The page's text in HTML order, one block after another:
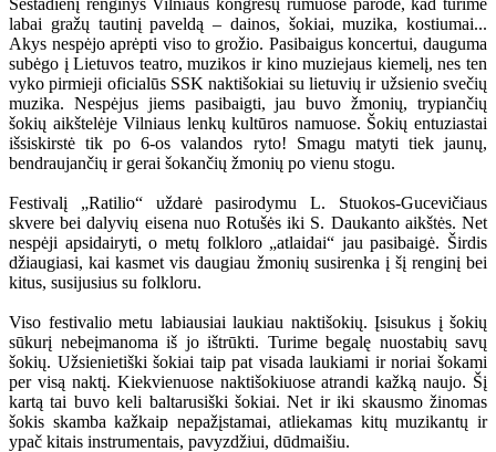
labai gražų tautinį paveldą – dainos, šokiai, muzika, kostiumai...
Akys nespėjo aprėpti viso to grožio. Pasibaigus koncertui, dauguma
subėgo į Lietuvos teatro, muzikos ir kino muziejaus kiemelį, nes ten
vyko pirmieji oficialūs SSK naktišokiai su lietuvių ir užsienio svečių
muzika. Nespėjus jiems pasibaigti, jau buvo žmonių, trypiančių
šokių aikštelėje Vilniaus lenkų kultūros namuose. Šokių entuziastai
išsiskirstė tik po 6-os valandos ryto! Smagu matyti tiek jaunų,
bendraujančių ir gerai šokančių žmonių po vienu stogu.
Festivalį „Ratilio“ uždarė pasirodymu L. Stuokos-Gucevičiaus
skvere bei dalyvių eisena nuo Rotušės iki S. Daukanto aikštės. Net
nespėji apsidairyti, o metų folkloro „atlaidai“ jau pasibaigė. Širdis
džiaugiasi, kai kasmet vis daugiau žmonių susirenka į šį renginį bei
kitus, susijusius su folkloru.
Viso festivalio metu labiausiai laukiau naktišokių. Įsisukus į šokių
sūkurį nebeįmanoma iš jo ištrūkti. Turime begalę nuostabių savų
šokių. Užsienietiški šokiai taip pat visada laukiami ir noriai šokami
per visą naktį. Kiekvienuose naktišokiuose atrandi kažką naujo. Šį
kartą tai buvo keli baltarusiški šokiai. Net ir iki skausmo žinomas
šokis skamba kažkaip nepažįstamai, atliekamas kitų muzikantų ir
ypač kitais instrumentais, pavyzdžiui, dūdmaišiu.